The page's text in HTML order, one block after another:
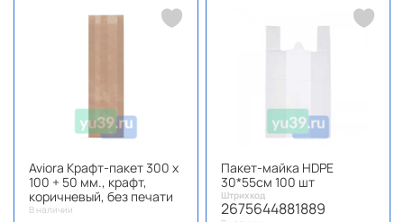
Aviora Крафт-пакет 300 х
100 + 50 мм., крафт,
коричневый, без печати
В наличии
Пакет-майка HDPE
30*55см 100 шт
Штрихкод
2675644881889